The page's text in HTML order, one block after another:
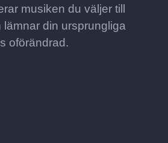
musiken du väljer till
din ursprungliga
oförändrad.